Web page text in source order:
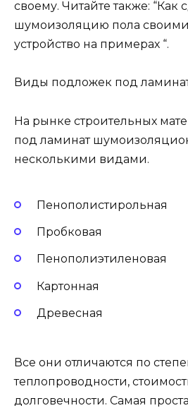
своему. Читайте также: “Как
шумоизоляцию пола
устройство на примерах “.
Виды подложек под
На рынке строительных
под ламинат
несколькими видами.
Пенополистирольная
Пробковая
Пенополиэтиленовая
Картонная
Древесная
Все они отличаются по
теплопроводности,
долговечности. Самая